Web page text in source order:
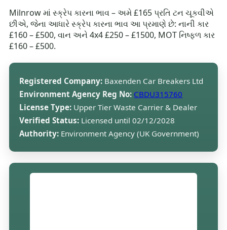
Milnrow માં સ્ક્રેપ કારના ભાવ – અમે £165 પ્રતિ ટન ચૂકવીએ
છીએ, જેના આધારે સ્ક્રેપ કારના ભાવ આ પ્રમાણે છે: નાની કાર
£160 – £500, વાન અને 4x4 £250 – £1500, MOT નિષ્ફળ કાર
£160 – £500.
Registered Company: Baxenden Car Breakers Ltd
Environment Agency Reg No: CBDU315760
License Type: Upper Tier Waste Carrier & Dealer
Verified Status: Licensed until 02/12/2028
Authority: Environment Agency (UK Government)